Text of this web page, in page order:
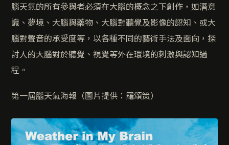
腦天氣的所有參與者必須在大腦的概念之下創作，如潛意
識、夢境、大腦與藥物、大腦對聽覺及影像的認知、或大
腦對聲音的承受度等，以各種不同的藝術手法及面向，探
討人的大腦對於聽覺、視覺等外在環境的刺激與認知過
程。
第一屆腦天氣海報（圖片提供：羅頌策）